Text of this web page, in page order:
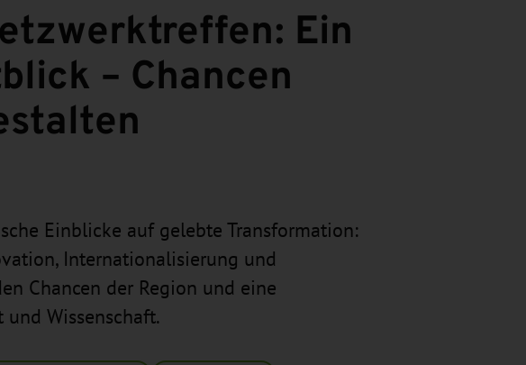
Ein
– Chancen
Einblicke auf gelebte Transformation:
Internationalisierung und
Chancen der Region und eine
Wissenschaft.